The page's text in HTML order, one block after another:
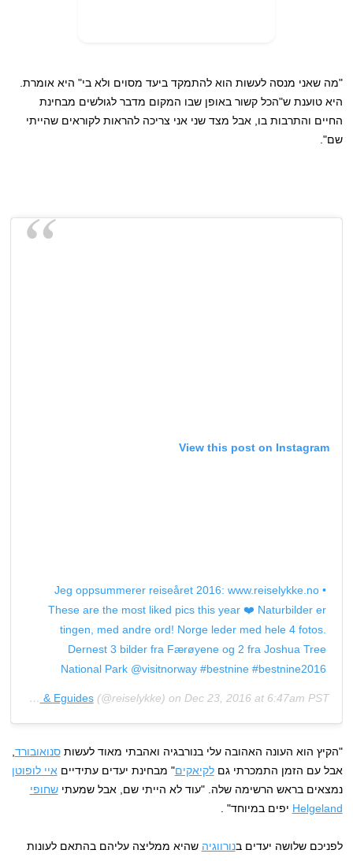
"מה שאני מנסה לעשות הוא להתמקד ביעד מסוים ולא בי" היא אומרת.
היא טוענת ש"הכל קשור באופן שבו המקום מדבר לגולשים מבחינת
החיים והתרבות בו, אבל מצד שני אני צריכה להראות לקוראים שהייתי
שם".
View this post on Instagram
Jeg oppsummerer reiseåret 2016: www.reiselykke.no •
These are the most liked pics this year ❤️ Naturbilder er
tingen, med andre ord! Norge leder med hele 4 fotos.
Dernest 3 bilder fra Færøyene og 2 fra Joshua Tree
National Park @visitnorway #bestnine #bestnine2016
Travel Magazine & Eguides(@reiselykke) on Dec 23, 2016 at 6:47am PST
"הקיץ הוא העונה האהובה עלי בנורבגיה ואהבתי מאוד לעשותסנואובורד
אבל עם הזמן התמכרתי גםלקיאקים" מבחינת יעדים עתידיים איי לופוטן
נמצאים בראש הרשימה שלה. "עוד לא הייתי שם, אבל שמעתישחופי
Helgeland יפים במיוחד" .
לפניכם שלושה יעדים בנורווגיה שהיא ממליצה עליהם בהתאם לעונות